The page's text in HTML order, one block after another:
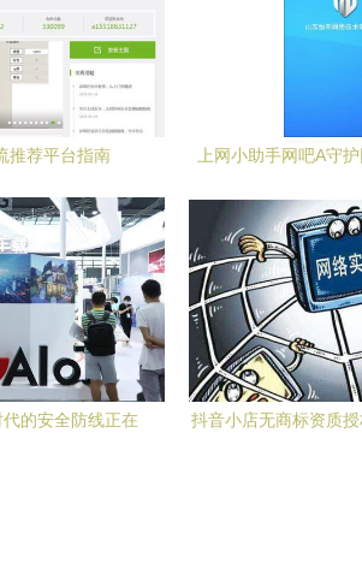
推荐平台指南
上网小助手网吧A守
的安全防线正在
抖音小店无商标资质